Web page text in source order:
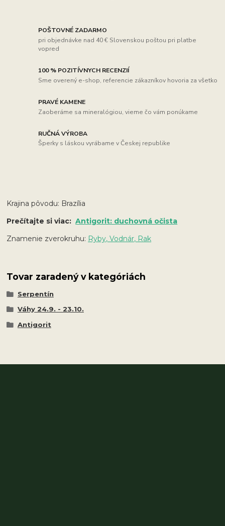
POŠTOVNÉ ZADARMO
pri objednávke nad 40 € Slovenskou poštou pri platbe
vopred
100 % POZITÍVNYCH RECENZIÍ
Sme overený e-shop, referencie zákazníkov hovoria za všetko
PRAVÉ KAMENE
Zaoberáme sa mineralógiou, vieme čo vám ponúkame
RUČNÁ VÝROBA
Šperky s láskou vyrábame v Českej republike
Krajina pôvodu: Brazília
Prečítajte si viac:Antigorit: duchovná očista
Znamenie zverokruhu: Ryby, Vodnár, Rak
Tovar zaradený v kategóriách
Serpentín
Váhy 24.9. - 23.10.
Antigorit